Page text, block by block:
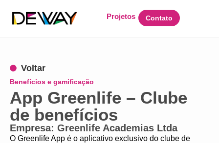
Projetos Contato
Voltar
Benefícios e gamificação
App Greenlife – Clube
de benefícios
Empresa: Greenlife Academias Ltda
O Greenlife App é o aplicativo exclusivo do clube de